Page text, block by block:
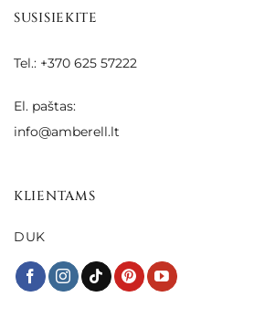
SUSISIEKITE
Tel.: +370 625 57222
El. paštas:
info@amberell.lt
KLIENTAMS
DUK